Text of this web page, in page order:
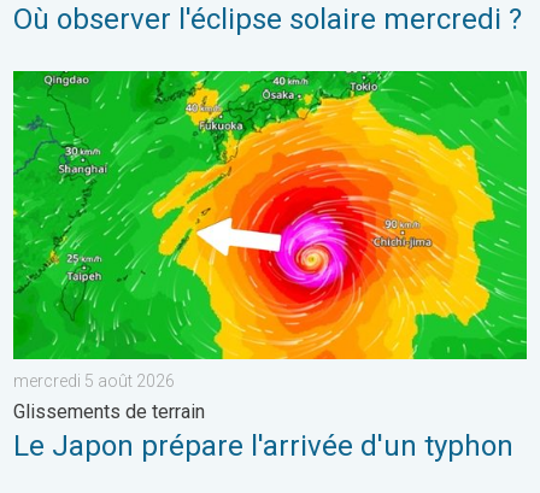
Où observer l'éclipse solaire mercredi ?
Le Japon prépare l'arrivée d'un typhon. Glissements de
mercredi 5 août 2026
Glissements de terrain
Le Japon prépare l'arrivée d'un typhon